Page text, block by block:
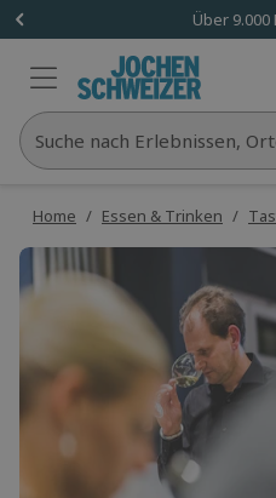
Über
Suche nach Erlebnissen,
Home / Essen & Trinken /